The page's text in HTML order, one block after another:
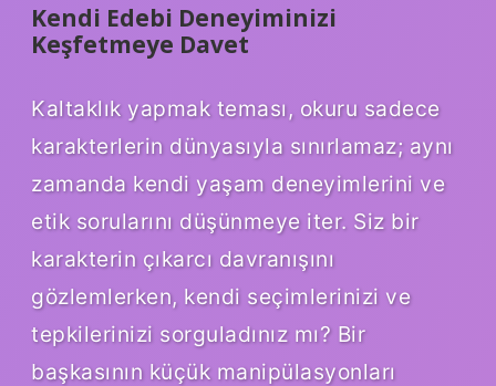
Kendi Edebi Deneyiminizi
Keşfetmeye Davet
Kaltaklık yapmak teması, okuru sadece
karakterlerin dünyasıyla sınırlamaz; aynı
zamanda kendi yaşam deneyimlerini ve
etik sorularını düşünmeye iter. Siz bir
karakterin çıkarcı davranışını
gözlemlerken, kendi seçimlerinizi ve
tepkilerinizi sorguladınız mı? Bir
başkasının küçük manipülasyonları